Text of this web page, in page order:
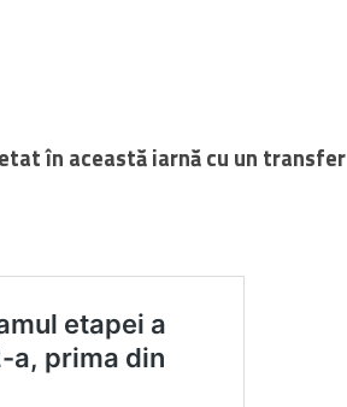
în această iarnă cu un transfer